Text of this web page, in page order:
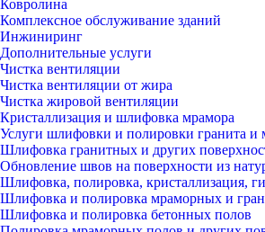
Ковролина
Комплексное обслуживание зданий
Инжиниринг
Дополнительные услуги
Чистка вентиляции
Чистка вентиляции от жира
Чистка жировой вентиляции
Кристаллизация и шлифовка мрамора
Услуги шлифовки и полировки гранита и
Шлифовка гранитных и других
Обновление швов на поверхности из
Шлифовка, полировка, кристаллизация,
Шлифовка и полировка мраморных и
Шлифовка и полировка бетонных полов